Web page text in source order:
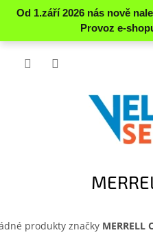
Přejít
produkty značky MERRELL